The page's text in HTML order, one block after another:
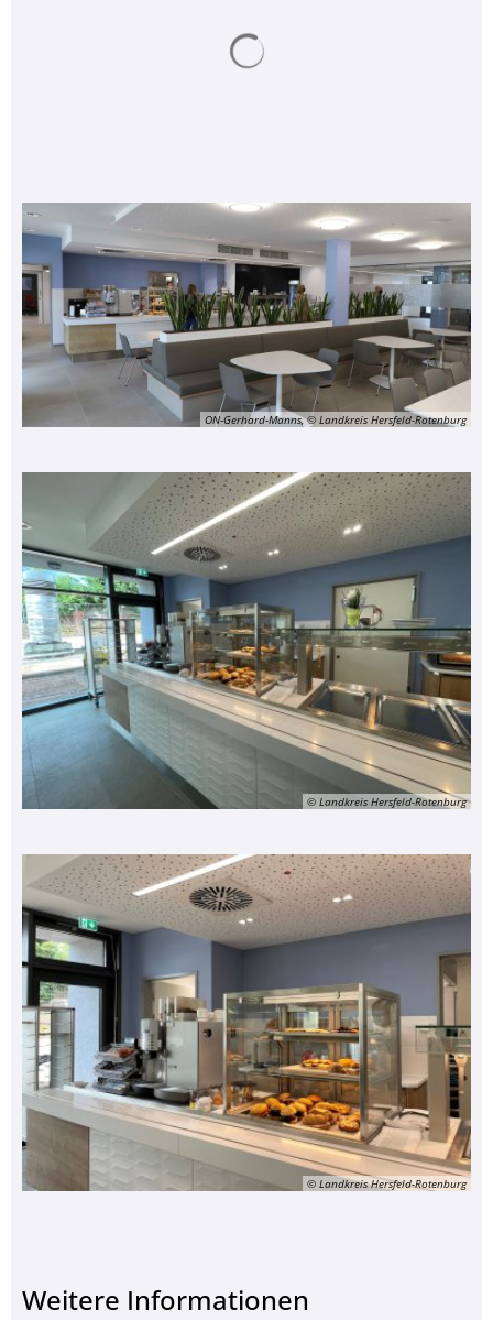
ON-Gerhard-Manns, © Landkreis Hersfeld-Rotenburg
© Landkreis Hersfeld-Rotenburg
© Landkreis Hersfeld-Rotenburg
Weitere Informationen